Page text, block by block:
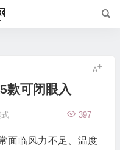
款可闭眼入
397
面临风力不足、温度